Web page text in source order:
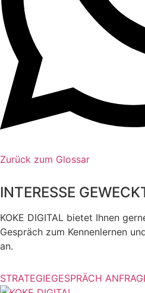
Zurück zum Glossar
INTERESSE
KOKE DIGITAL bietet Ihnen
Gespräch zum Kennenlernen
an.
STRATEGIEGESPRÄCH